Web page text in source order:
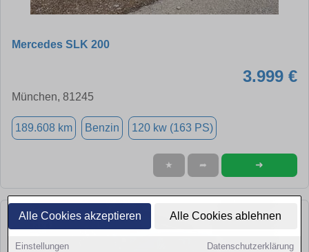
Alle Cookies akzeptieren Alle Cookies ablehnen
Einstellungen Datenschutzerklärung
Mercedes SLK 200
3.999 €
München, 81245
189.608 km Benzin 120 kw (163 PS)
★ ➦ ➜